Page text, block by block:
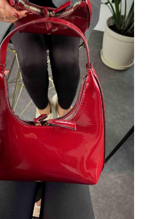
Mayıs Sürprizi!
Çarkı çevir ve fırsatı yakala !